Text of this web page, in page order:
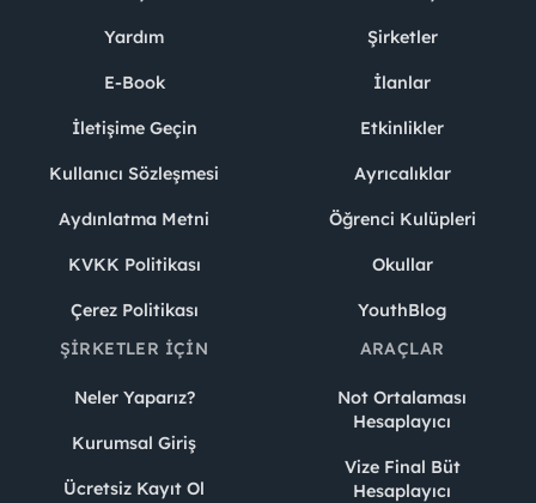
Yardım
E-Book
İletişime Geçin
Kullanıcı Sözleşmesi
Aydınlatma Metni
KVKK Politikası
Çerez Politikası
Şirketler
İlanlar
Etkinlikler
Ayrıcalıklar
Öğrenci Kulüpleri
Okullar
YouthBlog
ŞIRKETLER İÇIN
Neler Yaparız?
Kurumsal Giriş
Ücretsiz Kayıt Ol
ARAÇLAR
Not Ortalaması
Hesaplayıcı
Vize Final Büt
Hesaplayıcı